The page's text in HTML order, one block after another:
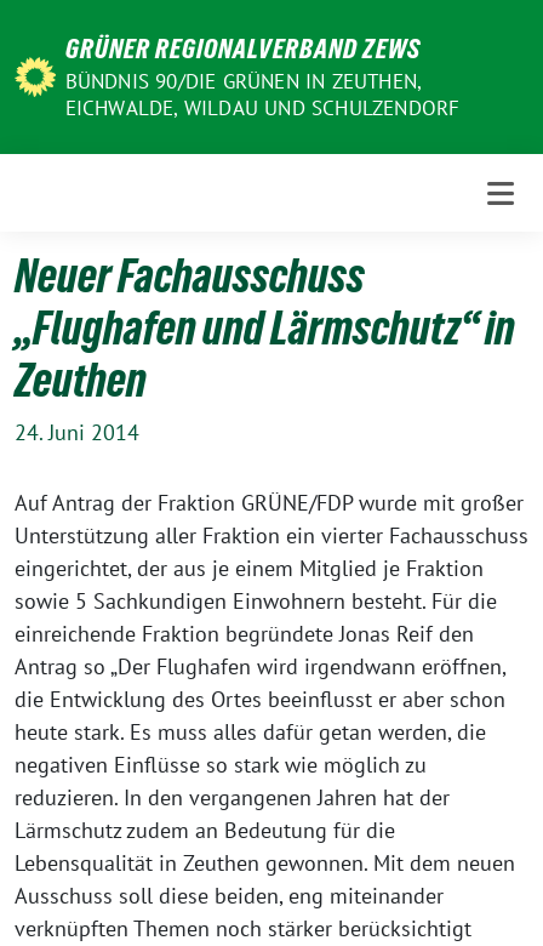
Inhalt
GRÜNER REGIONALVERBAND ZEWS
BÜNDNIS 90/DIE GRÜNEN IN ZEUTHEN,
EICHWALDE, WILDAU UND SCHULZENDORF
Neuer Fachausschuss
„Flughafen und Lärmschutz“ in
Zeuthen
24. Juni 2014
Auf Antrag der Fraktion GRÜNE/FDP wurde mit großer
Unterstützung aller Fraktion ein vierter Fachausschuss
eingerichtet, der aus je einem Mitglied je Fraktion
sowie 5 Sachkundigen Einwohnern besteht. Für die
einreichende Fraktion begründete Jonas Reif den
Antrag so „Der Flughafen wird irgendwann eröffnen,
die Entwicklung des Ortes beeinflusst er aber schon
heute stark. Es muss alles dafür getan werden, die
negativen Einflüsse so stark wie möglich zu
reduzieren. In den vergangenen Jahren hat der
Lärmschutz zudem an Bedeutung für die
Lebensqualität in Zeuthen gewonnen. Mit dem neuen
Ausschuss soll diese beiden, eng miteinander
verknüpften Themen noch stärker berücksichtigt